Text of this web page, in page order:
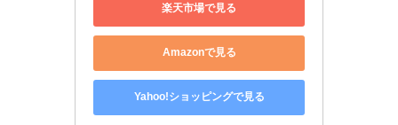
楽天市場で見る
Amazonで見る
Yahoo!ショッピングで見る